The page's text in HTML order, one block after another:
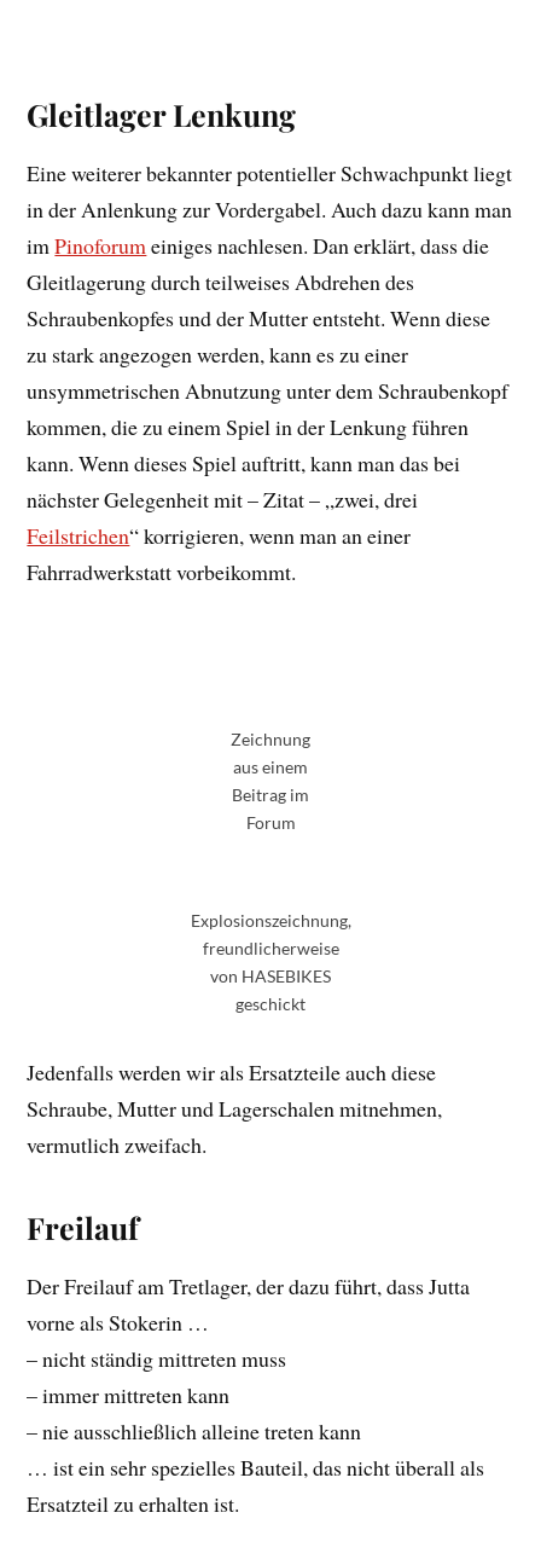
Gleitlager Lenkung
Eine weiterer bekannter potentieller Schwachpunkt liegt
in der Anlenkung zur Vordergabel. Auch dazu kann man
imPinoforumeiniges nachlesen. Dan erklärt, dass die
Gleitlagerung durch teilweises Abdrehen des
Schraubenkopfes und der Mutter entsteht. Wenn diese
zu stark angezogen werden, kann es zu einer
unsymmetrischen Abnutzung unter dem Schraubenkopf
kommen, die zu einem Spiel in der Lenkung führen
kann. Wenn dieses Spiel auftritt, kann man das bei
nächster Gelegenheit mit – Zitat – „zwei, drei
Feilstrichen“ korrigieren, wenn man an einer
Fahrradwerkstatt vorbeikommt.
Zeichnung
aus einem
Beitrag im
Forum
Explosionszeichnung,
freundlicherweise
von HASEBIKES
geschickt
Jedenfalls werden wir als Ersatzteile auch diese
Schraube, Mutter und Lagerschalen mitnehmen,
vermutlich zweifach.
Freilauf
Der Freilauf am Tretlager, der dazu führt, dass Jutta
vorne als Stokerin …
– nicht ständig mittreten muss
– immer mittreten kann
– nie ausschließlich alleine treten kann
… ist ein sehr spezielles Bauteil, das nicht überall als
Ersatzteil zu erhalten ist.